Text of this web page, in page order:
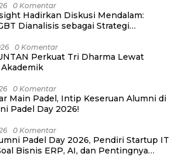
0 Komentar
Hadirkan Diskusi Mendalam:
Dianalisis sebagai Strategi
0 Komentar
Perkuat Tri Dharma Lewat
0 Komentar
Main Padel, Intip Keseruan Alumni di
Padel Day 2026!
0 Komentar
Padel Day 2026, Pendiri Startup IT
Bisnis ERP, AI, dan Pentingnya